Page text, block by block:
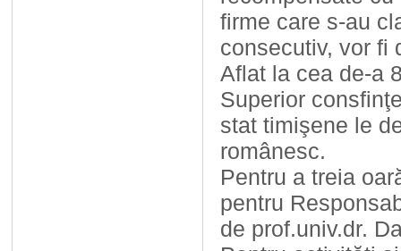
firme care s-au
consecutiv, vor fi
Aflat la cea de-a
Superior
stat timişene le
românesc.
Pentru a treia
pentru
de prof.univ.dr.